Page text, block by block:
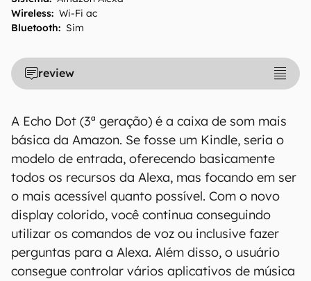
Wireless: Wi-Fi ac
Bluetooth: Sim
review
A Echo Dot (3ª geração) é a caixa de som mais
básica da Amazon. Se fosse um Kindle, seria o
modelo de entrada, oferecendo basicamente
todos os recursos da Alexa, mas focando em ser
o mais acessível quanto possível. Com o novo
display colorido, você continua conseguindo
utilizar os comandos de voz ou inclusive fazer
perguntas para a Alexa. Além disso, o usuário
consegue controlar vários aplicativos de música